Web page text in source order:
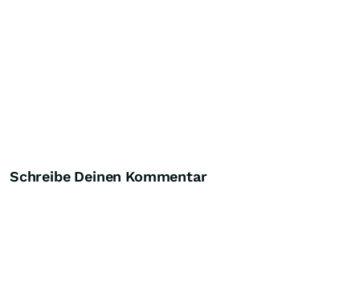
Schreibe Deinen Kommentar